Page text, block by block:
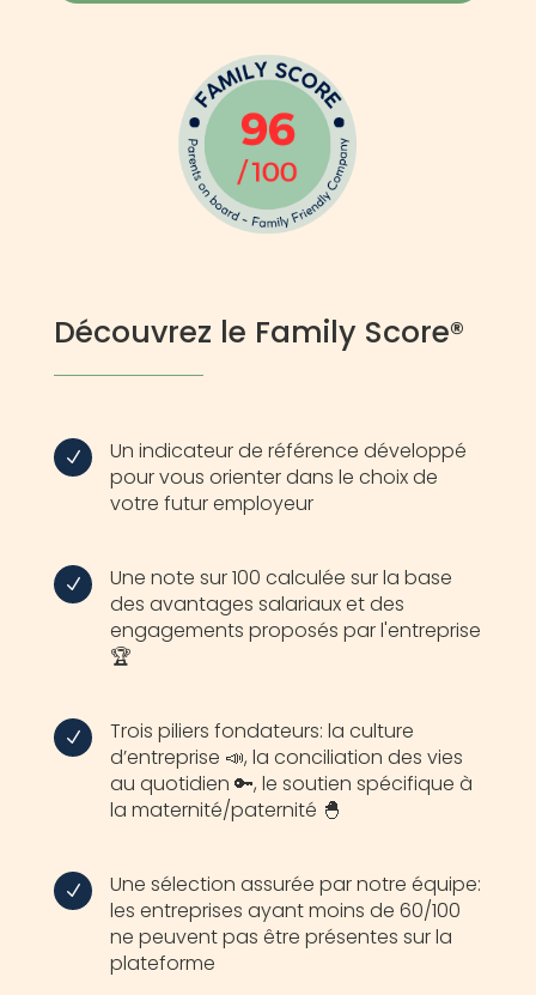
Découvrez le Family Score®
N
Un indicateur de référence développé
pour vous orienter dans le choix de
votre futur employeur
N
Une note sur 100 calculée sur la base
des avantages salariaux et des
engagements proposés par l'entreprise
🏆
N
Trois piliers fondateurs: la culture
d’entreprise 📣, la conciliation des vies
au quotidien 🔑, le soutien spécifique à
la maternité/paternité 🐣
N
Une sélection assurée par notre équipe:
les entreprises ayant moins de 60/100
ne peuvent pas être présentes sur la
plateforme